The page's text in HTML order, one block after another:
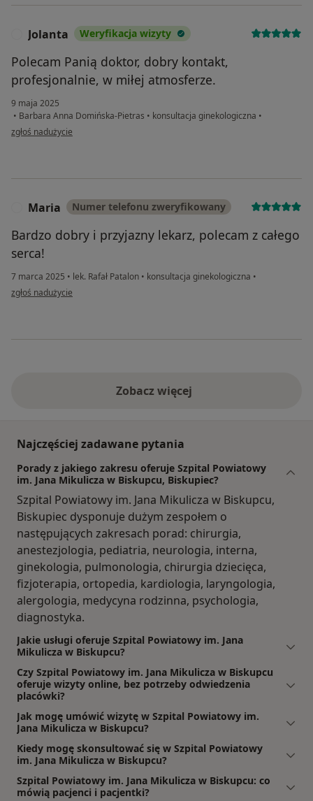
Jolanta Weryfikacja wizyty
Polecam Panią doktor, dobry kontakt,
profesjonalnie, w miłej atmosferze.
9 maja 2025
• Barbara Anna Domińska-Pietras • konsultacja ginekologiczna •
w opinii użytkownika Jolanta
zgłoś nadużycie
Maria Numer telefonu zweryfikowany
Bardzo dobry i przyjazny lekarz, polecam z całego
serca!
7 marca 2025 • lek. Rafał Patalon • konsultacja ginekologiczna •
w opinii użytkownika Maria
zgłoś nadużycie
Zobacz więcej
Najczęściej zadawane pytania
Porady z jakiego zakresu oferuje Szpital Powiatowy
im. Jana Mikulicza w Biskupcu, Biskupiec?
Szpital Powiatowy im. Jana Mikulicza w Biskupcu,
Biskupiec dysponuje dużym zespołem o
następujących zakresach porad: chirurgia,
anestezjologia, pediatria, neurologia, interna,
ginekologia, pulmonologia, chirurgia dziecięca,
fizjoterapia, ortopedia, kardiologia, laryngologia,
alergologia, medycyna rodzinna, psychologia,
diagnostyka.
Jakie usługi oferuje Szpital Powiatowy im. Jana
Mikulicza w Biskupcu?
Czy Szpital Powiatowy im. Jana Mikulicza w Biskupcu
oferuje wizyty online, bez potrzeby odwiedzenia
placówki?
Jak mogę umówić wizytę w Szpital Powiatowy im.
Jana Mikulicza w Biskupcu?
Kiedy mogę skonsultować się w Szpital Powiatowy
im. Jana Mikulicza w Biskupcu?
Szpital Powiatowy im. Jana Mikulicza w Biskupcu: co
mówią pacjenci i pacjentki?